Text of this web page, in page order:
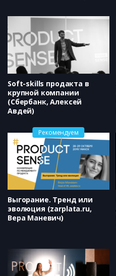
Soft-skills продакта в
крупной компании
(Сбербанк, Алексей
Авдей)
Рекомендуем
Выгорание. Тренд или
эволюция (zarplata.ru​,
Вера Маневич)